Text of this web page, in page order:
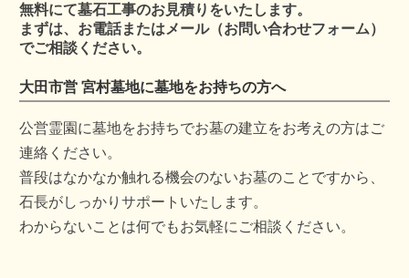
無料にて墓石工事のお見積りをいたします。
まずは、お電話またはメール（お問い合わせフォーム）
でご相談ください。
大田市営 宮村墓地に墓地をお持ちの方へ
公営霊園に墓地をお持ちでお墓の建立をお考えの方はご
連絡ください。
普段はなかなか触れる機会のないお墓のことですから、
石長がしっかりサポートいたします。
わからないことは何でもお気軽にご相談ください。